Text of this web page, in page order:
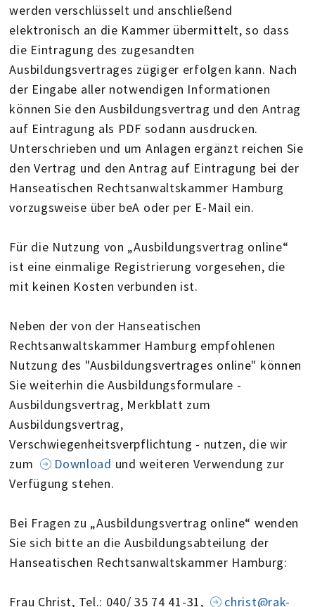
werden verschlüsselt und anschließend
elektronisch an die Kammer übermittelt, so dass
die Eintragung des zugesandten
Ausbildungsvertrages zügiger erfolgen kann. Nach
der Eingabe aller notwendigen Informationen
können Sie den Ausbildungsvertrag und den Antrag
auf Eintragung als PDF sodann ausdrucken.
Unterschrieben und um Anlagen ergänzt reichen Sie
den Vertrag und den Antrag auf Eintragung bei der
Hanseatischen Rechtsanwaltskammer Hamburg
vorzugsweise über beA oder per E-Mail ein.
Für die Nutzung von „Ausbildungsvertrag online“
ist eine einmalige Registrierung vorgesehen, die
mit keinen Kosten verbunden ist.
Neben der von der Hanseatischen
Rechtsanwaltskammer Hamburg empfohlenen
Nutzung des "Ausbildungsvertrages online" können
Sie weiterhin die Ausbildungsformulare -
Ausbildungsvertrag, Merkblatt zum
Ausbildungsvertrag,
Verschwiegenheitsverpflichtung - nutzen, die wir
zum
Download und weiteren Verwendung zur
Verfügung stehen.
Bei Fragen zu „Ausbildungsvertrag online“ wenden
Sie sich bitte an die Ausbildungsabteilung der
Hanseatischen Rechtsanwaltskammer Hamburg:
Frau Christ, Tel.: 040/ 35 74 41-31, christ@rak-